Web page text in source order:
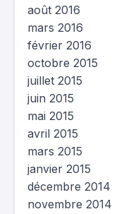
août 2016
mars 2016
février 2016
octobre 2015
juillet 2015
juin 2015
mai 2015
avril 2015
mars 2015
janvier 2015
décembre 2014
novembre 2014